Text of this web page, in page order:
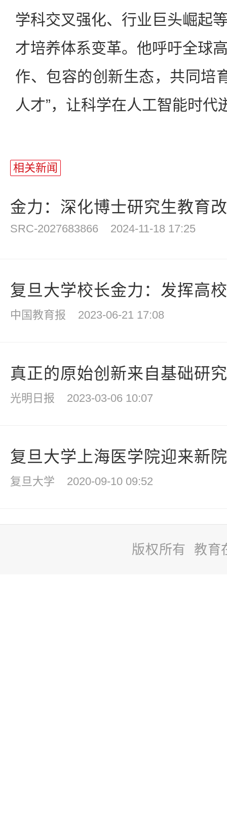
学科交叉强化、行业巨头崛起
才培养体系变革。他呼吁全球
作、包容的创新生态，共同培
人才”，让科学在人工智能时代
相关新闻
金力：深化博士研究生教育
SRC-2027683866 2024-11-18 17:25
复旦大学校长金力：发挥高
中国教育报 2023-06-21 17:08
真正的原始创新来自基础
光明日报 2023-03-06 10:07
复旦大学上海医学院迎来新
复旦大学 2020-09-10 09:52
版权所有 教育